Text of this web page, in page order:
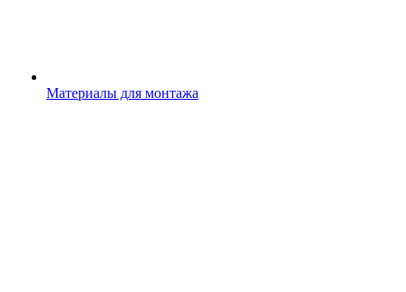
Материалы для монтажа